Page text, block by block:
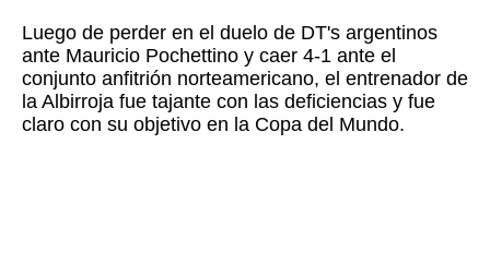
Luego de perder en el duelo de DT's argentinos
ante Mauricio Pochettino y caer 4-1 ante el
conjunto anfitrión norteamericano, el entrenador de
la Albirroja fue tajante con las deficiencias y fue
claro con su objetivo en la Copa del Mundo.